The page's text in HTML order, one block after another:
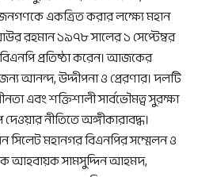
একত্রিত করার লক্ষ্যে মহান
রহমান ১৯৭৮ সালের ১ সেপ্টেম্বর
প্রতিষ্ঠা করেন। আজকের
আনন্দ, উদ্দীপনা ও প্রেরণার। দলটি
এবং শক্তিশালী সার্বভৌমত্ব সুরক্ষা
নীতিতে অঙ্গীকারাবদ্ধ।
সিলেট মহানগর বিএনপির সম্মেলন ও
আহবায়ক সামসুদ্দিন আহমদ,